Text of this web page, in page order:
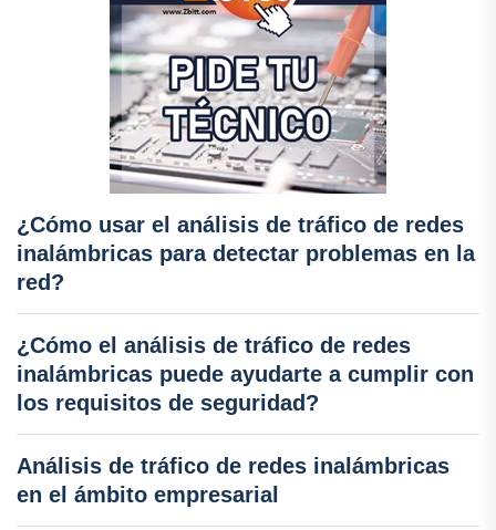
¿Cómo usar el análisis de tráfico de redes
inalámbricas para detectar problemas en la
red?
¿Cómo el análisis de tráfico de redes
inalámbricas puede ayudarte a cumplir con
los requisitos de seguridad?
Análisis de tráfico de redes inalámbricas
en el ámbito empresarial